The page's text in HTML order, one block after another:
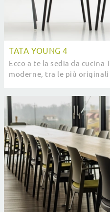
TATA YOUNG 4
Ecco a te la sedia da cucina
moderne, tra le più